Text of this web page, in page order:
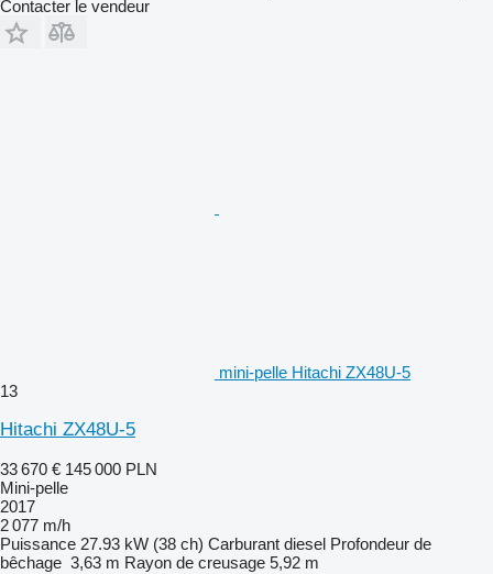
Contacter le vendeur
mini-pelle Hitachi ZX48U-5
13
Hitachi ZX48U-5
33 670 € 145 000 PLN
Mini-pelle
2017
2 077 m/h
Puissance 27.93 kW (38 ch) Carburant diesel Profondeur de
bêchage 3,63 m Rayon de creusage 5,92 m